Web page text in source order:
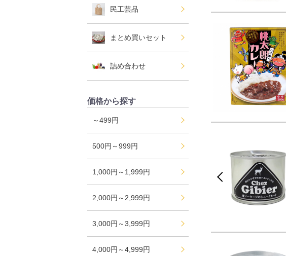
民工芸品
まとめ買いセット
詰め合わせ
価格から探す
～499円
500円～999円
1,000円～1,999円
2,000円～2,999円
3,000円～3,999円
4,000円～4,999円